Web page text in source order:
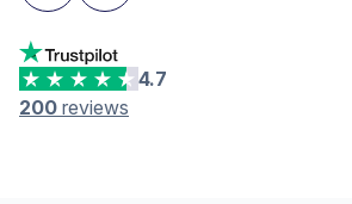
4.7
200 reviews